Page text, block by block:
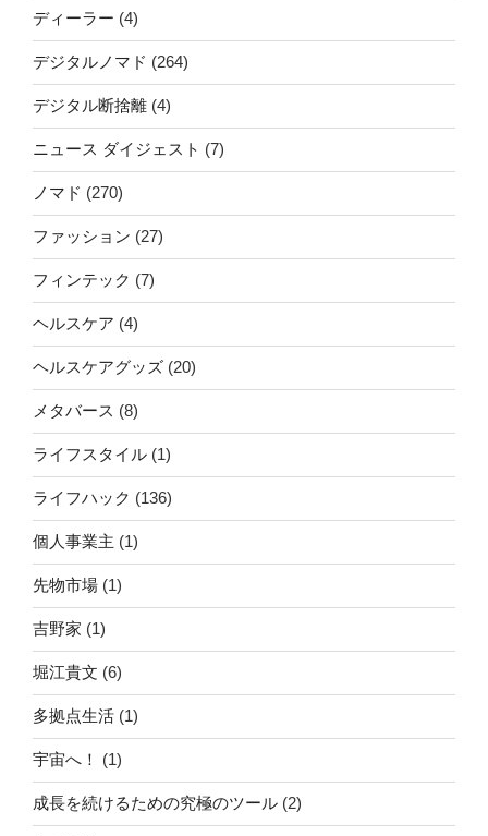
ディーラー (4)
デジタルノマド (264)
デジタル断捨離 (4)
ニュース ダイジェスト (7)
ノマド (270)
ファッション (27)
フィンテック (7)
ヘルスケア (4)
ヘルスケアグッズ (20)
メタバース (8)
ライフスタイル (1)
ライフハック (136)
個人事業主 (1)
先物市場 (1)
吉野家 (1)
堀江貴文 (6)
多拠点生活 (1)
宇宙へ！ (1)
成長を続けるための究極のツール (2)